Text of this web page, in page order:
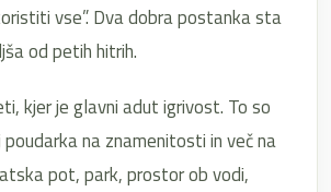
vse”. Dva dobra postanka sta
od petih hitrih.
kjer je glavni adut igrivost. To so
poudarka na znamenitosti in več na
pot, park, prostor ob vodi,